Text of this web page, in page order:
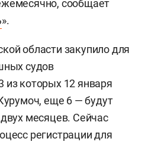
сообщает
».
области закупило для
судов
из которых 12 января
еще 6 — будут
месяцев. Сейчас
регистрации для